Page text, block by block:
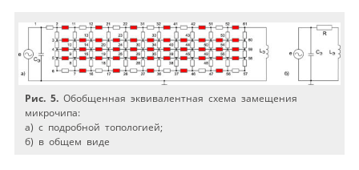
Рис. 5. Обобщенная эквивалентная схема замещения
микрочипа:
а) с подробной топологией;
б) в общем виде